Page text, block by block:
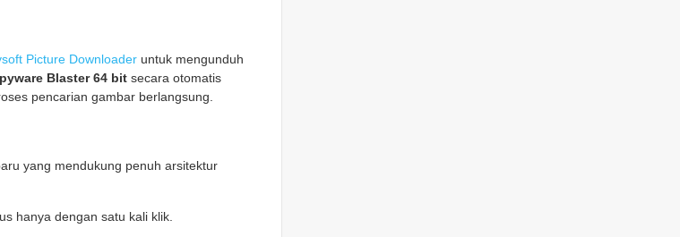
Picture Downloader untuk mengunduh
Blaster 64 bit secara otomatis
pencarian gambar berlangsung.
yang mendukung penuh arsitektur
hanya dengan satu kali klik.